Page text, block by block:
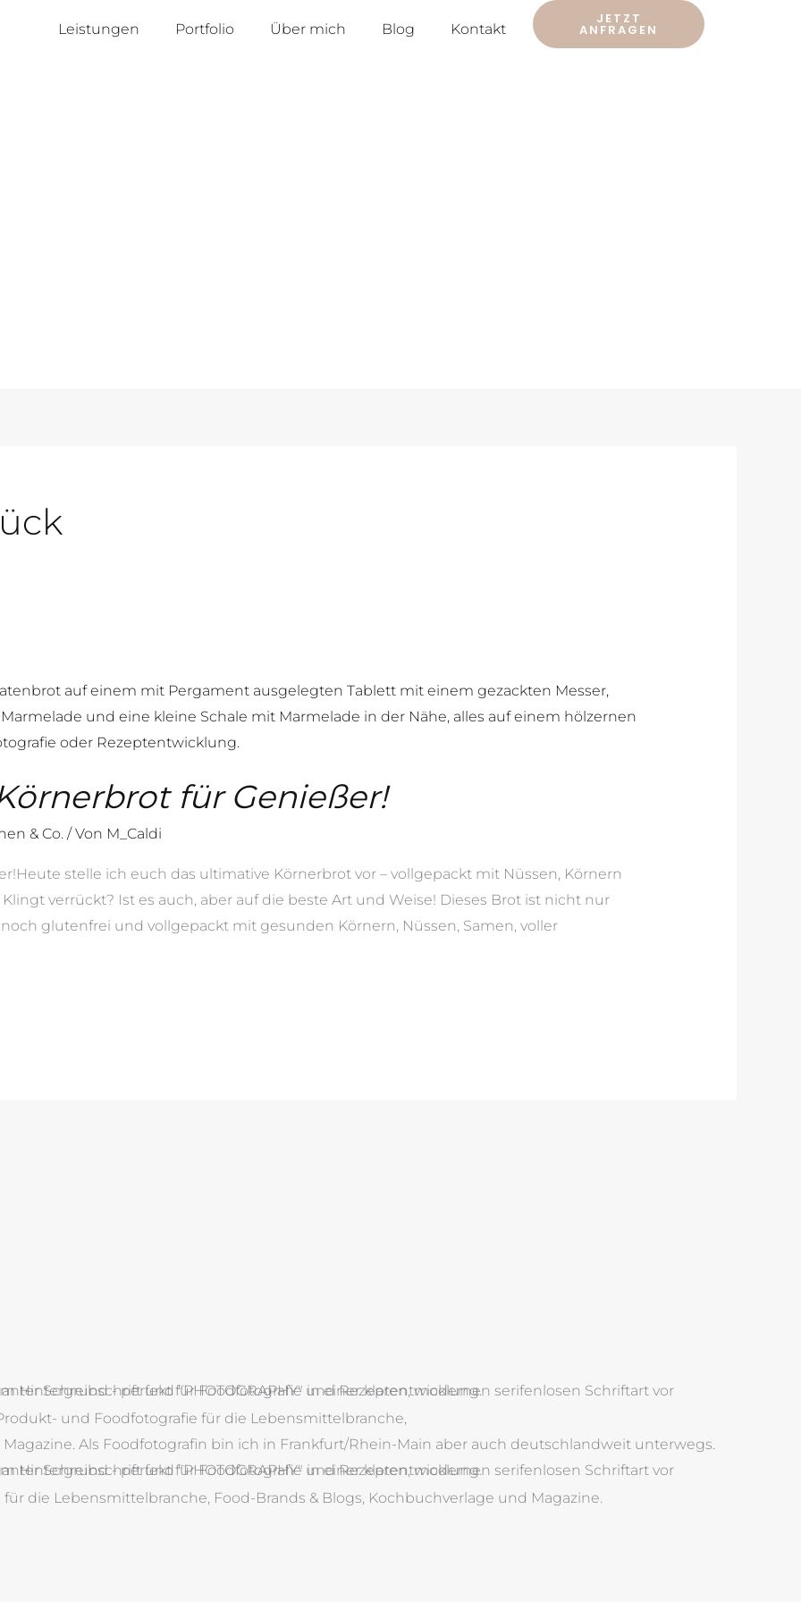
Leistungen Portfolio Über mich Blog Kontakt
JETZT
ANFRAGEN
für Genießer!
& Co. / Von M_Caldi
stelle ich euch das ultimative Körnerbrot vor – vollgepackt mit Nüssen, Körnern
verrückt? Ist es auch, aber auf die beste Art und Weise! Dieses Brot ist nicht nur
glutenfrei und vollgepackt mit gesunden Körnern, Nüssen, Samen, voller
und Foodfotografie für die Lebensmittelbranche,
Als Foodfotografin bin ich in Frankfurt/Rhein-Main aber auch deutschlandweit unterwegs.
die Lebensmittelbranche, Food-Brands & Blogs, Kochbuchverlage und Magazine.